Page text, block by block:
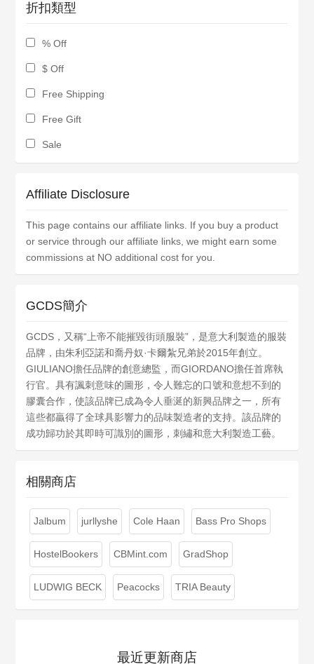
折扣類型
% Off
$ Off
Free Shipping
Free Gift
Sale
Affiliate Disclosure
This page contains our affiliate links. If you buy a product
or service through our affiliate links, we might earn some
commissions at NO additional cost for you.
GCDS簡介
GCDS，又稱“上帝不能摧毀街頭服裝”，是意大利製造的服裝
品牌，由朱利亞諾和喬丹奴·卡爾紮兄弟於2015年創立。
GIULIANO擔任品牌的創意總監，而GIORDANO擔任首席執
行官。具有諷刺意味的圖形，令人難忘的口號和意想不到的
膠囊合作，使該品牌已成為令人垂涎​​的新興品牌之一，所有
這些都贏得了全球具影響力的品味製造者的支持。該品牌的
成功歸功於其即時可識別的圖形，刺繡和意大利製造工藝。
相關商店
Jalbum jurllyshe Cole Haan Bass Pro Shops
HostelBookers CBMint.com GradShop
LUDWIG BECK Peacocks TRIA Beauty
最近更新商店